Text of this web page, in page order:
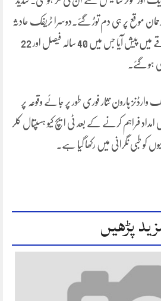
موقع پر ہی دم توڑ گئے۔دوسرا ٹریفک حادثہ
بھی کلر سیداں کے نواحی علاقے میں پیش آیا جس میں 40 سالہ فیصل اور 22
ہو گئے۔
ہارون نثار فوری طور پر جائے وقوعہ پر
امداد فراہم کرنے کے بعد ٹی ایچ کیو ہسپتال کلر
کو طبی نگرانی میں رکھا گیا ہے۔
پڑھیں